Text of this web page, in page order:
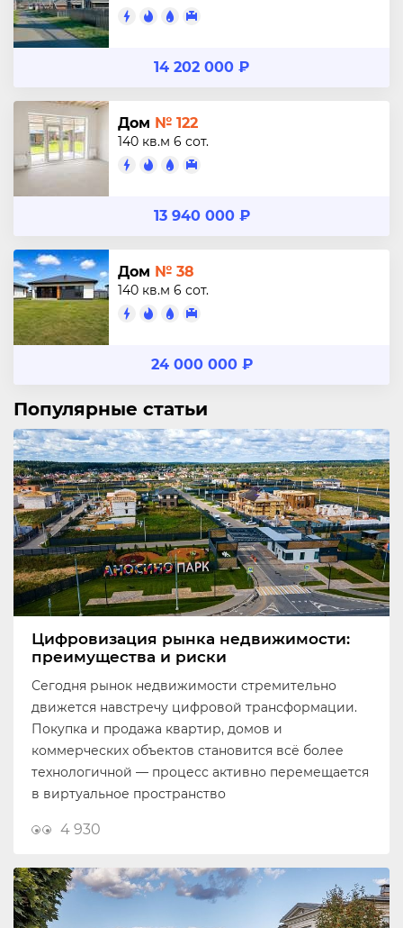
14 202 000 ₽
Дом № 122
140 кв.м 6 сот.
13 940 000 ₽
Дом № 38
140 кв.м 6 сот.
24 000 000 ₽
Популярные статьи
Цифровизация рынка недвижимости:
преимущества и риски
Сегодня рынок недвижимости стремительно
движется навстречу цифровой трансформации.
Покупка и продажа квартир, домов и
коммерческих объектов становится всё более
технологичной — процесс активно перемещается
в виртуальное пространство
4 930